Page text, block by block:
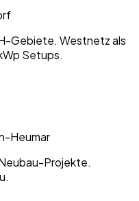
Gebiete. Westnetz als
Setups.
Heumar
Projekte.